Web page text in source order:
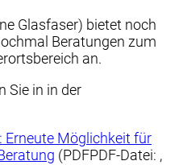
Glasfaser) bietet noch
Beratungen zum
an.
Sie in in der
Erneute Möglichkeit für
(PDFPDF-Datei: ,